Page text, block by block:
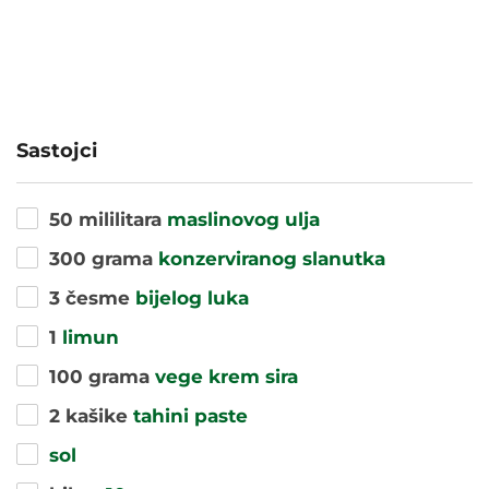
Sastojci
50 mililitara maslinovog ulja
300 grama konzerviranog slanutka
3 česme bijelog luka
1 limun
100 grama vege krem sira
2 kašike tahini paste
sol